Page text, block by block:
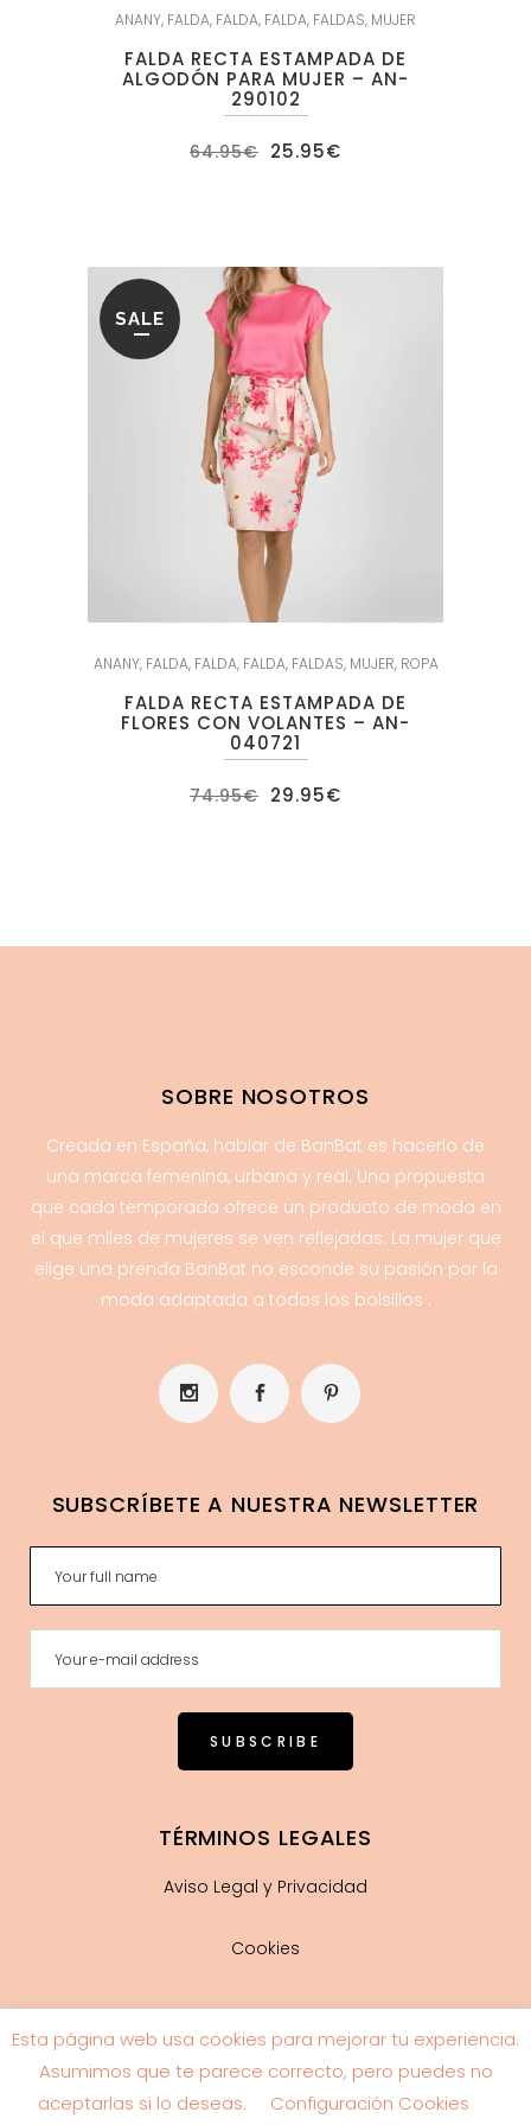
ANANY, FALDA, FALDA, FALDA, FALDAS, MUJER
FALDA RECTA ESTAMPADA DE
ALGODÓN PARA MUJER – AN-
290102
64.95€ El
precio
25.95€
SALE
ANANY, FALDA, FALDA, FALDA, FALDAS, MUJER, ROPA
FALDA RECTA ESTAMPADA DE
FLORES CON VOLANTES – AN-
040721
74.95€ El
precio
29.95€
SOBRE NOSOTROS
Creada en España, hablar de BanBat es hacerlo de
una marca femenina, urbana y real. Una propuesta
que cada temporada ofrece un producto de moda en
el que miles de mujeres se ven reflejadas. La mujer que
elige una prenda BanBat no esconde su pasión por la
moda adaptada a todos los bolsillos .
SUBSCRÍBETE A NUESTRA NEWSLETTER
TÉRMINOS LEGALES
Aviso Legal y Privacidad
Cookies
Guía de tallas
Esta página web usa cookies para mejorar tu experiencia.
Asumimos que te parece correcto, pero puedes no
aceptarlas si lo deseas.
Configuración Cookies